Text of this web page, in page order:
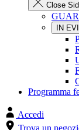
Close
IN
Programma
Accedi